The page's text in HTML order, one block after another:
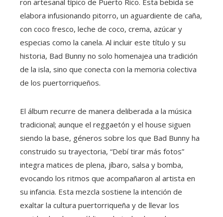
elabora infusionando pitorro, un aguardiente de caña,
con coco fresco, leche de coco, crema, azúcar y
especias como la canela. Al incluir este título y su
historia, Bad Bunny no solo homenajea una tradición
de la isla, sino que conecta con la memoria colectiva
de los puertorriqueños.
El álbum recurre de manera deliberada a la música
tradicional; aunque el reggaetón y el house siguen
siendo la base, géneros sobre los que Bad Bunny ha
construido su trayectoria, “Debí tirar más fotos”
integra matices de plena, jíbaro, salsa y bomba,
evocando los ritmos que acompañaron al artista en
su infancia. Esta mezcla sostiene la intención de
exaltar la cultura puertorriqueña y de llevar los